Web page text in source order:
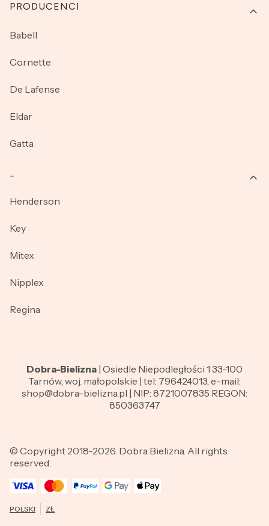
PRODUCENCI
Babell
Cornette
De Lafense
Eldar
Gatta
Henderson
Key
Mitex
Nipplex
Regina
Dobra-Bielizna | Osiedle Niepodległości 1 33-100
Tarnów, woj. małopolskie | tel: 796424013, e-mail:
shop@dobra-bielizna.pl | NIP: 8721007835 REGON:
850363747
© Copyright 2018-2026. Dobra Bielizna. All rights
reserved.
POLSKI ZŁ